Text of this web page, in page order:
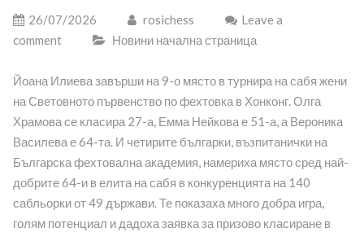
26/07/2026 rosichess
Leave a
comment
Новини начална страница
Йоана Илиева завърши на 9-о място в турнира на сабя жени
на Световното първенство по фехтовка в Хонконг. Олга
Храмова се класира 27-а, Емма Нейкова е 51-а, а Вероника
Василева е 64-та. И четирите българки, възпитанички на
Българска фехтовална академия, намериха място сред най-
добрите 64-и в елита на сабя в конкуренцията на 140
сабльорки от 49 държави. Те показаха много добра игра,
голям потенциал и дадоха заявка за призово класиране в